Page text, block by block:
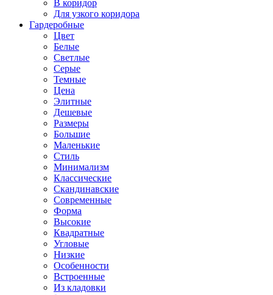
В коридор
Для узкого коридора
Гардеробные
Цвет
Белые
Светлые
Серые
Темные
Цена
Элитные
Дешевые
Размеры
Большие
Маленькие
Стиль
Минимализм
Классические
Скандинавские
Современные
Форма
Высокие
Квадратные
Угловые
Низкие
Особенности
Встроенные
Из кладовки